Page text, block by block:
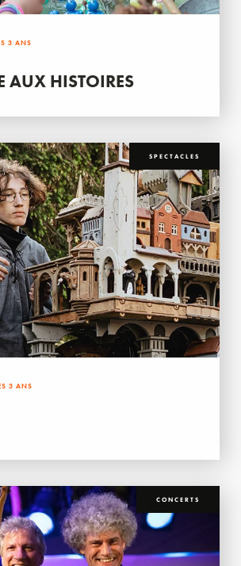
3 ANS
AUX HISTOIRES
SPECTACLES
3 ANS
CONCERTS